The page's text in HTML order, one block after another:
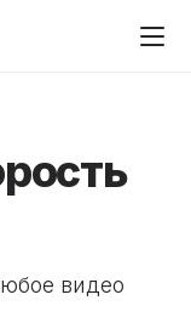
видео